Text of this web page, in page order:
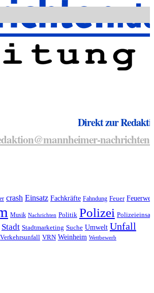
Direkt zur
crash Einsatz Fachkräfte Fahndung Feuer
Musik Nachrichten Politik Polizei
Stadt Stadtmarketing Suche Umwelt Unfall
Verkehrsunfall VRN Weinheim Wettbewerb